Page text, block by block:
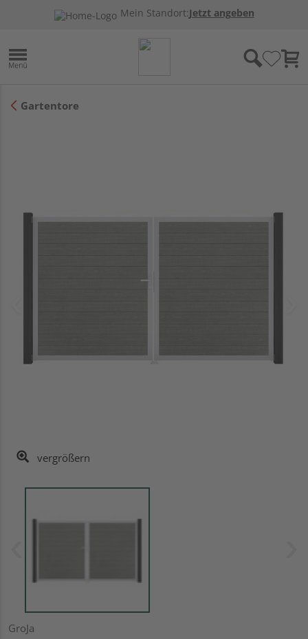
Mein Standort:Jetzt angeben
Gartentore
vergrößern
GroJa